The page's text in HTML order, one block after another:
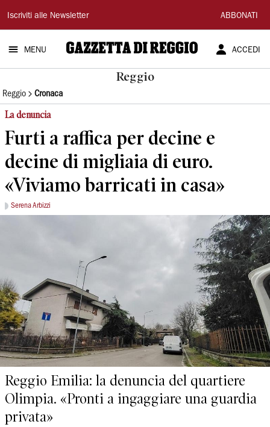
Gazzetta
di
Reggio
Iscriviti alle Newsletter ABBONATI
MENU ACCEDI
Reggio
Reggio Cronaca
La denuncia
Furti a raffica per decine e
decine di migliaia di euro.
«Viviamo barricati in casa»
Serena Arbizzi
Reggio Emilia: la denuncia del quartiere
Olimpia. «Pronti a ingaggiare una guardia
privata»